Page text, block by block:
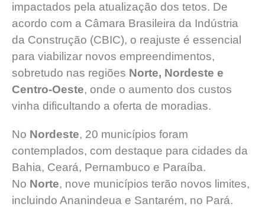
impactados pela atualização dos tetos. De
acordo com a Câmara Brasileira da Indústria
da Construção (CBIC), o reajuste é essencial
para viabilizar novos empreendimentos,
sobretudo nas regiões Norte, Nordeste e
Centro-Oeste, onde o aumento dos custos
vinha dificultando a oferta de moradias.
No Nordeste, 20 municípios foram
contemplados, com destaque para cidades da
Bahia, Ceará, Pernambuco e Paraíba.
No Norte, nove municípios terão novos limites,
incluindo Ananindeua e Santarém, no Pará.